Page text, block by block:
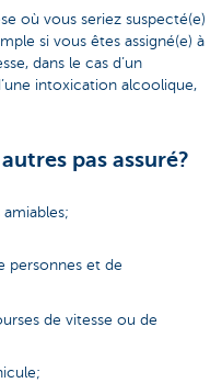
où vous seriez suspecté(e)
si vous êtes assigné(e) à
dans le cas d’un
intoxication alcoolique,
pas assuré?
personnes et de
de vitesse ou de